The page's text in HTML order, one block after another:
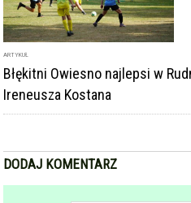
ARTYKUŁ
Błękitni Owiesno najlepsi w
Ireneusza Kostana
DODAJ KOMENTARZ